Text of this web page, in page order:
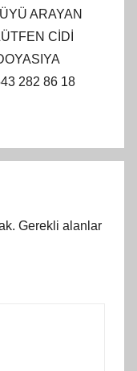
ARAYAN
CİDİ
282 86 18
Gerekli alanlar